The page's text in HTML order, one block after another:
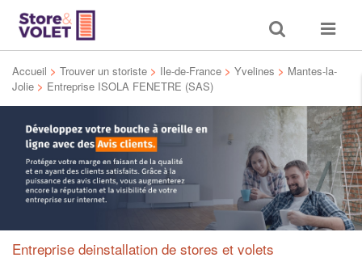
Toggle
search
Toggle
Accueil > Trouver un storiste > Ile-de-France > Yvelines > Mantes-la-
Jolie > Entreprise ISOLA FENETRE (SAS)
Entreprise deinstallation de stores et volets